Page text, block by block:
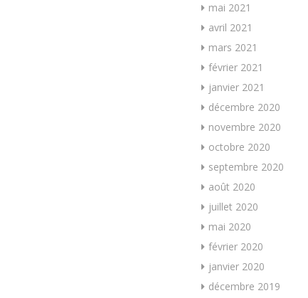
mai 2021
avril 2021
mars 2021
février 2021
janvier 2021
décembre 2020
novembre 2020
octobre 2020
septembre 2020
août 2020
juillet 2020
mai 2020
février 2020
janvier 2020
décembre 2019